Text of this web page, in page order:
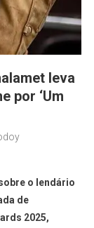
leva
por ‘Um
o lendário
de
2025,